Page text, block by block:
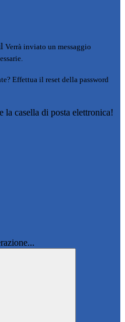
Verrà inviato un messaggio
Effettua il reset della password
casella di posta elettronica!